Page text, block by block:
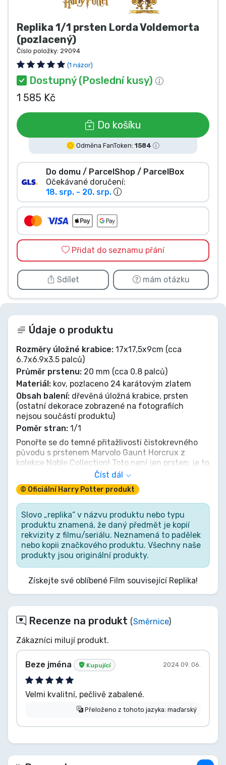
Replika 1/1 prsten Lorda Voldemorta
(pozlacený)
Číslo položky: 29094
(1 názor)
Dostupný (Poslední kusy)
1 585 Kč
Do košíku
Odměna FanToken: 1584
Do domu / ParcelShop / ParcelBox
Očekávané doručení:
18. srp. - 20. srp.
Přidat do seznamu přání
Sdílet mám otázku
Údaje o produktu
Rozměry úložné krabice: 17x17,5x9cm (cca
6.7x6.9x3.5 palců)
Průměr prstenu: 20 mm (cca 0.8 palců)
Materiál: kov, pozlaceno 24 karátovým zlatem
Obsah balení: dřevěná úložná krabice, prsten
(ostatní dekorace zobrazené na fotografiích
nejsou součástí produktu)
Poměr stran: 1/1
Ponořte se do temné přitažlivosti čistokrevného
původu s prstenem Marvolo Gaunt Horcrux z
kolekce Noble Collection! Toto není jen prsten; je to
šepot z linie Zmijozelu, kus temné magie zamrzlý v
čase. Pociťte starobylou sílu na svém prstu,
svědectví o pokřivené ambici jedné rodiny a vábení
nesmrtelnosti. Skutečný poklad pro každého
náročného sběratele, který ocení hlubší, temnější
znalosti čarodějnického světa. Noste víc než jen
šperky; ztělesněte legendu.
Číst dál
© Oficiální Harry Potter produkt
Slovo „replika“ v názvu produktu nebo typu
produktu znamená, že daný předmět je kopií
rekvizity z filmu/seriálu. Neznamená to padělek
nebo kopii značkového produktu. Všechny naše
produkty jsou originální produkty.
Získejte své oblíbené Film související Replika!
Recenze na produkt (Směrnice)
Zákazníci milují produkt.
Beze jména Kupující 2024 09. 06.
Velmi kvalitní, pečlivě zabalené.
Přeloženo z tohoto jazyka: maďarský
Hráčské věci
Sportovní věci
Hudební věci
Typy produktů